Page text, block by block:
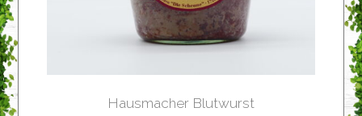
Haus­ma­cher Blutwurst